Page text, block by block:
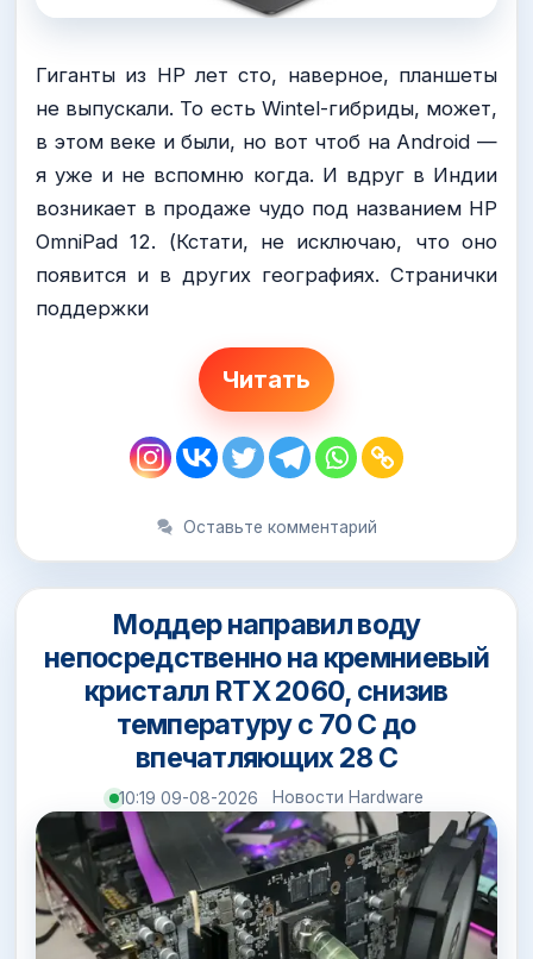
Гиганты из HP лет сто, наверное, планшеты
не выпускали. То есть Wintel-гибриды, может,
в этом веке и были, но вот чтоб на Android —
я уже и не вспомню когда. И вдруг в Индии
возникает в продаже чудо под названием HP
OmniPad 12. (Кстати, не исключаю, что оно
появится и в других географиях. Странички
поддержки
Читать
Оставьте комментарий
Моддер направил воду
непосредственно на кремниевый
кристалл RTX 2060, снизив
температуру с 70 C до
впечатляющих 28 C
10:19 09-08-2026 Новости Hardware